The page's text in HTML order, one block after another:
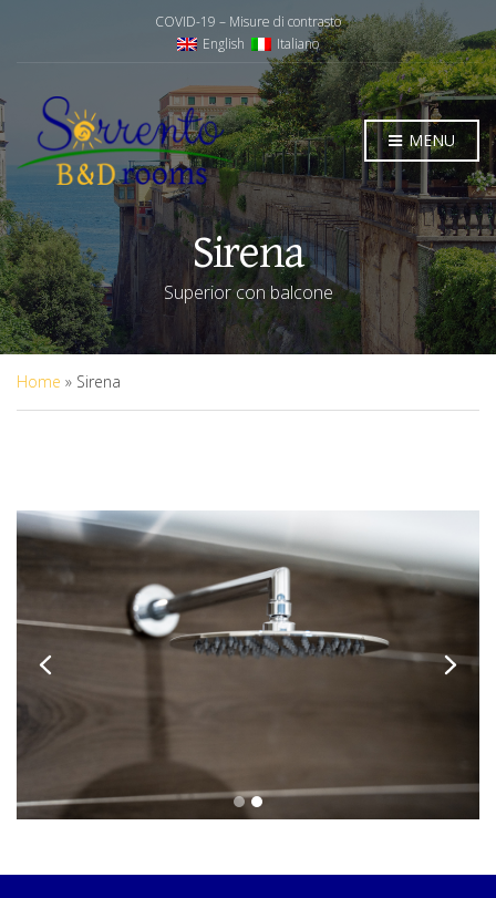
COVID-19 – Misure di contrasto
English
Italiano
MENU
Sirena
Superior con balcone
Home » Sirena